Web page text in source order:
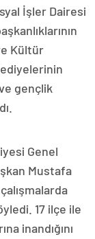
İşler Dairesi
Kültür
gençlik
Genel
Mustafa
17 ilçe ile
inandığını